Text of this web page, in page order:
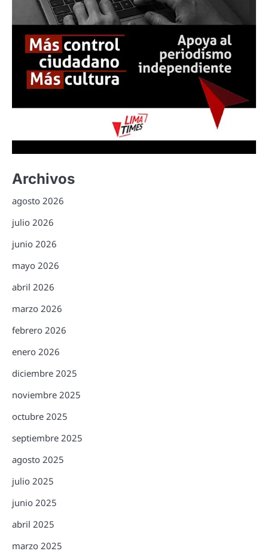
Archivos
agosto 2026
julio 2026
junio 2026
mayo 2026
abril 2026
marzo 2026
febrero 2026
enero 2026
diciembre 2025
noviembre 2025
octubre 2025
septiembre 2025
agosto 2025
julio 2025
junio 2025
abril 2025
marzo 2025